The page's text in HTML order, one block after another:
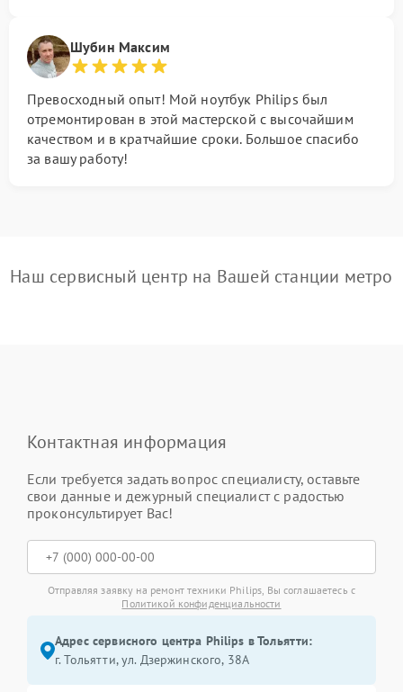
Шубин Максим
Превосходный опыт! Мой ноутбук Philips был
отремонтирован в этой мастерской с высочайшим
качеством и в кратчайшие сроки. Большое спасибо
за вашу работу!
Наш сервисный центр на Вашей станции метро
Контактная информация
Если требуется задать вопрос специалисту, оставьте
свои данные и дежурный специалист с радостью
проконсультирует Вас!
Отправляя заявку на ремонт техники Philips, Вы соглашаетесь с
Политикой конфиденциальности
Адрес сервисного центра Philips в Тольятти:
г. Тольятти, ул. Дзержинского, 38А